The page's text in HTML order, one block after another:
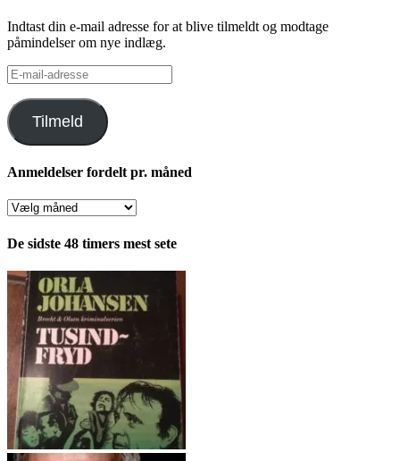
Indtast din e-mail adresse for at blive tilmeldt og modtage
påmindelser om nye indlæg.
E-
mail-
adresse
Tilmeld
Anmeldelser fordelt pr. måned
Anmeldelser
pr.
De sidste 48 timers mest sete